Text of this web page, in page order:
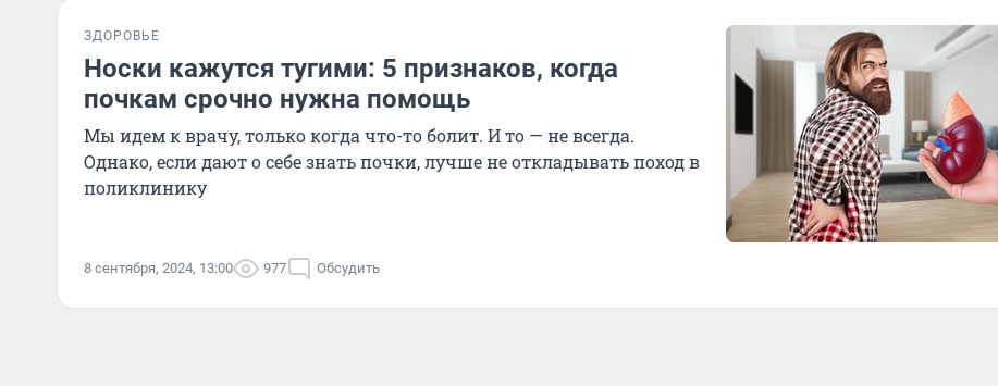
ЗДОРОВЬЕ
Носки кажутся тугими: 5 признаков, когда
почкам срочно нужна помощь
Мы идем к врачу, только когда что-то болит. И то — не всегда.
Однако, если дают о себе знать почки, лучше не откладывать поход в
поликлинику
8 сентября, 2024, 13:00 977 Обсудить